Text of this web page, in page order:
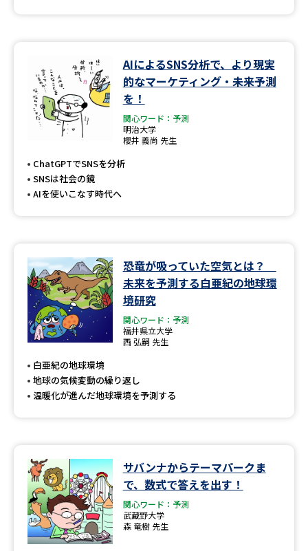
オープンキャンパス検索 実施プログラムから探す
来場型・Web型イベント特集
先輩が入学を決めた理由 テレメール全国一斉進学調査
新生活お役立ちガイド
学問発見
学問のミニ講義「夢ナビ講義」 学問分野解説
学問の教科書 夢ナビライブ
ユーザーサポート
AIによるSNS分析で、より現実
的なマーケティング・未来予測
を！
関心ワード：予測
明治大学
櫻井 義尚 先生
ChatGPTでSNSを分析
SNSは社会の鏡
AIを使いこなす時代へ
恐竜が吸っていた空気とは？
未来を予測する白亜紀の地球環
境研究
関心ワード：予測
福井県立大学
西 弘嗣 先生
白亜紀の地球環境
地球の気候変動の繰り返し
温暖化が進んだ地球環境を予測する
サバンナからテーマパークま
で、数式で答えを出す！
関心ワード：予測
武蔵野大学
森 竜樹 先生